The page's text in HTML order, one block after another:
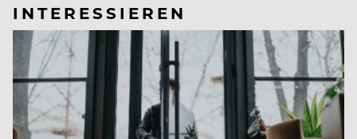
INTERESSIEREN